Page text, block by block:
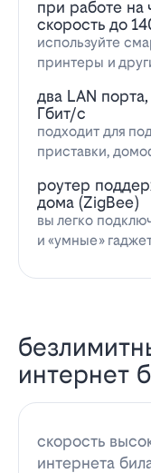
при работе на
скорость до
используйте
принтеры и
два LAN
Гбит/с
подходит для
приставки,
роутер
дома (ZigBee)
вы легко
и «умные»
интернет
скорость
интернета